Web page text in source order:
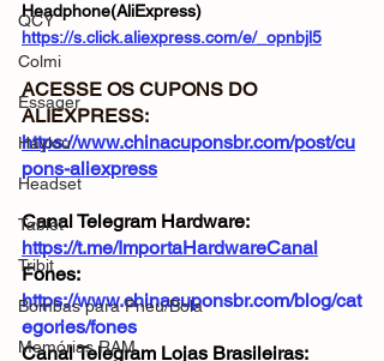
QCY
Colmi
Essager
Haylou
Headset
Tablet
Tribit
Bombas para Pneu/Bola
Memórias RAM
Headphone(AliExpress)
https://s.click.aliexpress.com/e/_opnbjl5
ACESSE OS CUPONS DO
ALIEXPRESS:
https://www.chinacuponsbr.com/post/cu
pons-aliexpress
Canal Telegram Hardware:
https://t.me/ImportaHardwareCanal
Fones:
https://www.chinacuponsbr.com/blog/cat
egories/fones
Canal Telegram Lojas Brasileiras: